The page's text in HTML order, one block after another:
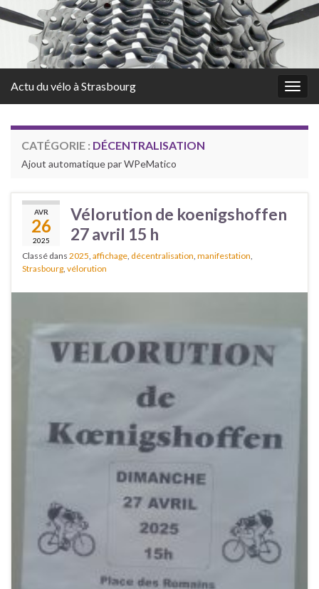
Actu du vélo à Strasbourg
CATÉGORIE : DÉCENTRALISATION
Ajout automatique par WPeMatico
AVR
26
2025
Vélorution de koenigshoffen
27 avril 15 h
Classé dans 2025 affichage décentralisation manifestation
Strasbourg vélorution